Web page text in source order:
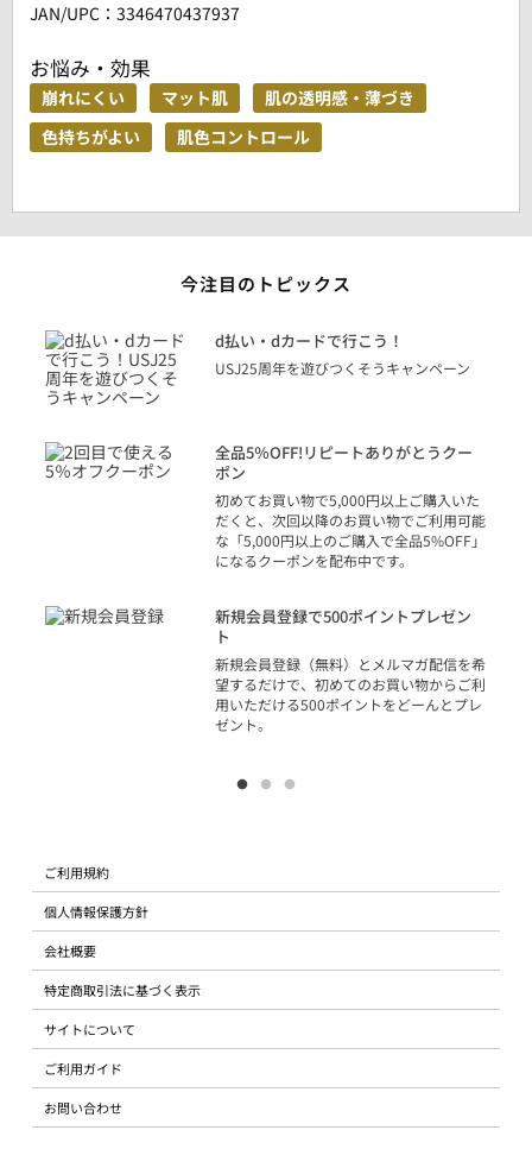
JAN/UPC：3346470437937
お悩み・効果
崩れにくい マット肌
肌の透明感・薄づき
色持ちがよい
肌色コントロール
今注目のトピックス
d払い・dカードで行こう！
USJ25周年を遊びつくそうキャンペーン
全品5％OFF!リピートありがとうクー
ポン
初めてお買い物で5,000円以上ご購入いた
だくと、次回以降のお買い物でご利用可能
な「5,000円以上のご購入で全品5%OFF」
になるクーポンを配布中です。
新規会員登録で500ポイントプレゼン
ト
新規会員登録（無料）とメルマガ配信を希
望するだけで、初めてのお買い物からご利
用いただける500ポイントをどーんとプレ
ゼント。
ご利用規約
個人情報保護方針
会社概要
特定商取引法に基づく表示
サイトについて
ご利用ガイド
お問い合わせ